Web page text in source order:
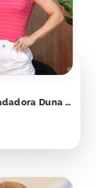
Regata Nadadora Duna Viva Magenta